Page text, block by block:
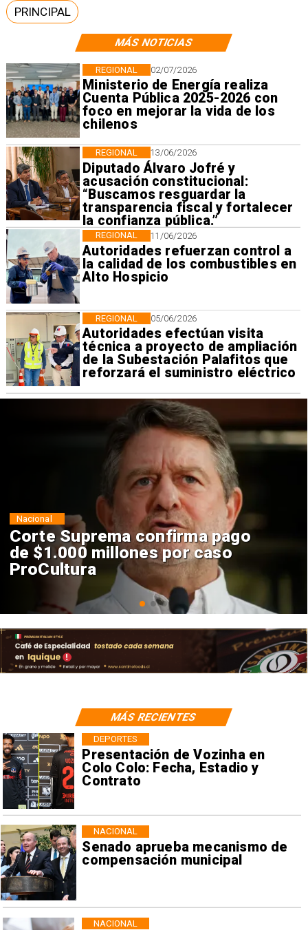
MÁS NOTICIAS
02/07/2026
Ministerio de Energía realiza
Cuenta Pública 2025-2026 con
foco en mejorar la vida de los
chilenos
REGIONAL
13/06/2026
Diputado Álvaro Jofré y
acusación constitucional:
“Buscamos resguardar la
transparencia fiscal y fortalecer
la confianza pública.”
REGIONAL
11/06/2026
Autoridades refuerzan control a
la calidad de los combustibles en
Alto Hospicio
REGIONAL
05/06/2026
Autoridades efectúan visita
técnica a proyecto de ampliación
de la Subestación Palafitos que
reforzará el suministro eléctrico
REGIONAL
PRINCIPAL
Codelco suspende
construcción de Andes Norte
en El Teniente por riesgos
sísmicos
Nacional
Presentación de Vozinha en
Colo Colo: Fecha, Estadio y
Contrato
DEPORTES
Senado aprueba mecanismo de
compensación municipal
NACIONAL
NACIONAL
MÁS RECIENTES